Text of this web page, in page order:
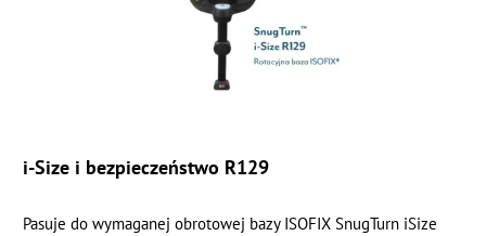
i-Size i bezpieczeństwo R129
Pasuje do wymaganej obrotowej bazy ISOFIX SnugTurn iSize